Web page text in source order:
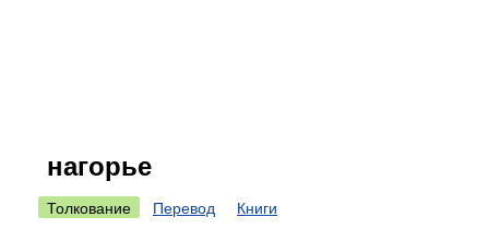
нагорье
Толкование Перевод Книги